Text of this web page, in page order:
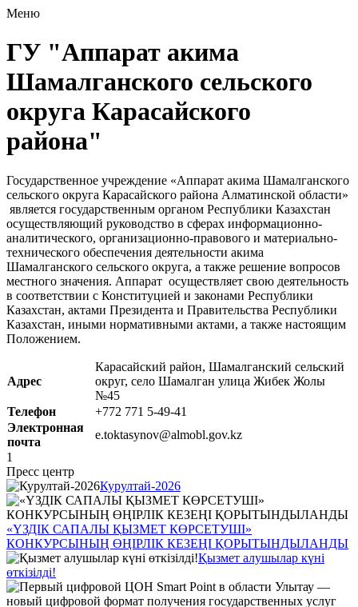
Меню
ГУ "Аппарат акима
Шамалганского сельского
округа Карасайского
района"
Государственное учреждение «Аппарат акима Шамалганского
сельского округа Карасайского района Алматинской области»
является государственным органом Республики Казахстан
осуществляющий руководство в сферах информационно-
аналитического, организационно-правового и материально-
технического обеспечения деятельности акима
Шамалганского сельского округа, а также решение вопросов
местного значения. Аппарат осуществляет свою деятельность
в соответствии с Конституцией и законами Республики
Казахстан, актами Президента и Правительства Республики
Казахстан, иными нормативными актами, а также настоящим
Положением.
Адрес
Карасайский район, Шамалганский сельский
округ, село Шамалган улица Жибек Жолы
№45
Телефон
+772 771 5-49-41
Электронная
почта
e.toktasynov@almobl.gov.kz
1
Пресс центр
Курултай-2026
«ҮЗДІК САПАЛЫ ҚЫЗМЕТ КӨРСЕТУШІ»
КОНКУРСЫНЫҢ ӨҢІРЛІК КЕЗЕҢІ ҚОРЫТЫНДЫЛАНДЫ
Қызмет алушылар күні
өткізілді!